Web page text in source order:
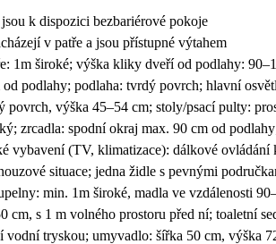
k dispozici bezbariérové pokoje
v patře a jsou přístupné výtahem
1m široké; výška kliky dveří od podlahy:
od podlahy; podlaha: tvrdý povrch; hlavní
povrch, výška 45–54 cm; stoly/psací pulty:
zrcadla: spodní okraj max. 90 cm od
vybavení (TV, klimatizace): dálkové
situace; jedna židle s pevnými
min. 1m široké, madla ve vzdálenosti
cm, s 1 m volného prostoru před ní; toaletní
vodní tryskou; umyvadlo: šířka 50 cm, výška